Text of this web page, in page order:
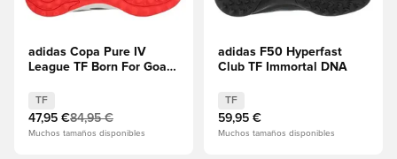
adidas Copa Pure IV
League TF Born For Goals
metálico/Core Black/Rojo
lúcido
TF
47,95 €84,95 €
Muchos tamaños disponibles
adidas F50 Hyperfast
Club TF Immortal DNA
TF
59,95 €
Muchos tamaños disponibles